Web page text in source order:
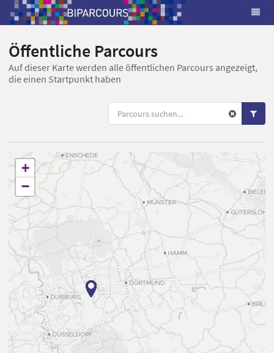
Öffentliche Parcours
Auf dieser Karte werden alle öffentlichen Parcours angezeigt,
die einen Startpunkt haben
+
−